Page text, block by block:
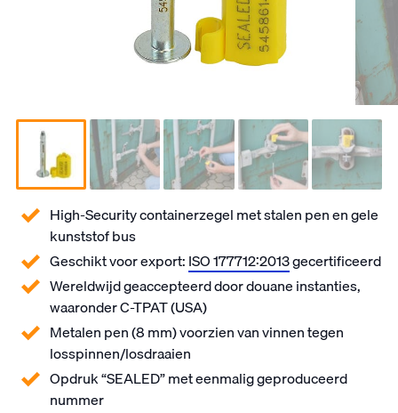
High-Security containerzegel met stalen pen en gele
kunststof bus
Geschikt voor export:ISO 177712:2013gecertificeerd
Wereldwijd geaccepteerd door douane instanties,
waaronder C-TPAT (USA)
Metalen pen (8 mm) voorzien van vinnen tegen
losspinnen/losdraaien
Opdruk “SEALED” met eenmalig geproduceerd
nummer